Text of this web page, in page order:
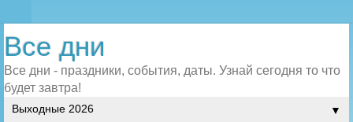
Все дни
Все дни - праздники, события, даты. Узнай сегодня то что
будет завтра!
▼